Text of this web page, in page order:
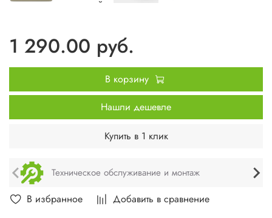
В избранное Добавить в сравнение
1 290.00 руб.
В корзину
Нашли дешевле
Купить в 1 клик
Техническое обслуживание и монтаж